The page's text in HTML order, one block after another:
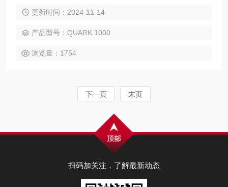
现在性能和进度承诺方面要求的系统。*的QUARK 1000 1PW
更新时间：2024-11-14
产品型号：QUARK 1000
浏览量：1754
下一页 末页
扫码加关注，了解最新动态